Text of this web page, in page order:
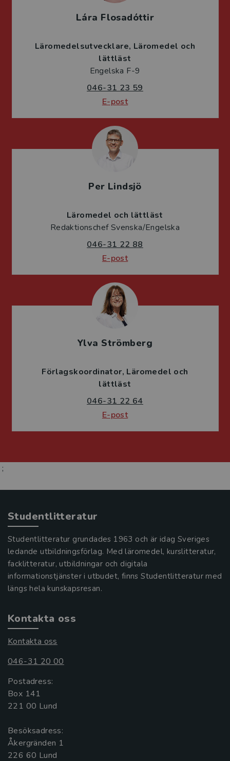
Lára Flosadóttir
Läromedelsutvecklare Läromedel och
lättläst
Engelska F-9
046-31 23 59
E-post
Per Lindsjö
Läromedel och lättläst
Redaktionschef Svenska/Engelska
046-31 22 88
E-post
Ylva Strömberg
Förlagskoordinator Läromedel och
lättläst
046-31 22 64
E-post
;
Studentlitteratur
Studentlitteratur grundades 1963 och är idag Sveriges
ledande utbildningsförlag. Med läromedel, kurslitteratur,
facklitteratur, utbildningar och digitala
informationstjänster i utbudet, finns Studentlitteratur med
längs hela kunskapsresan.
Kontakta oss
Kontakta oss
046-31 20 00
Postadress:
Box 141
221 00 Lund
Besöksadress:
Åkergränden 1